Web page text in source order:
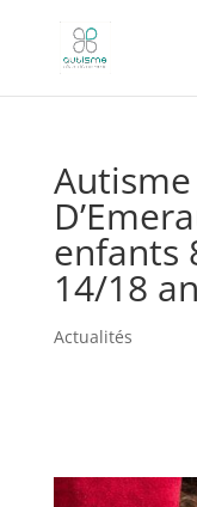
enfants
14/18
Actualités